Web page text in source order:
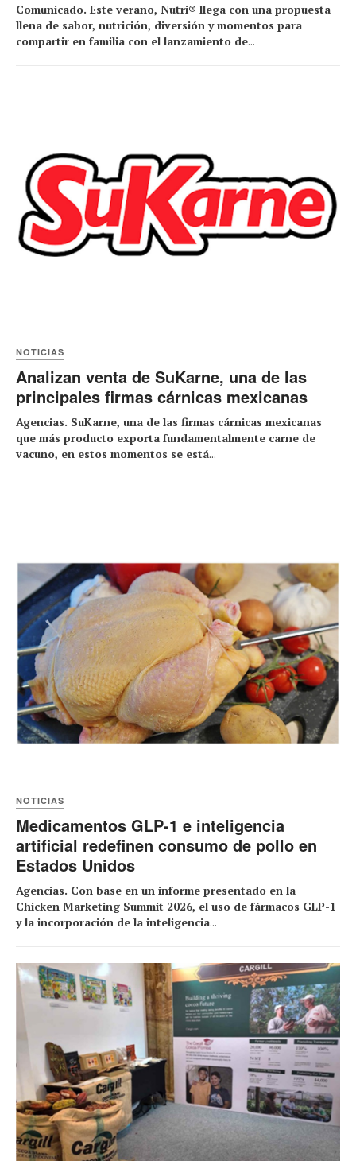
Comunicado. Este verano, Nutri® llega con una propuesta
llena de sabor, nutrición, diversión y momentos para
compartir en familia con el lanzamiento de...
NOTICIAS
Analizan venta de SuKarne, una de las
principales firmas cárnicas mexicanas
Agencias. SuKarne, una de las firmas cárnicas mexicanas
que más producto exporta fundamentalmente carne de
vacuno, en estos momentos se está...
NOTICIAS
Medicamentos GLP-1 e inteligencia
artificial redefinen consumo de pollo en
Estados Unidos
Agencias. Con base en un informe presentado en la
Chicken Marketing Summit 2026, el uso de fármacos GLP-1
y la incorporación de la inteligencia...